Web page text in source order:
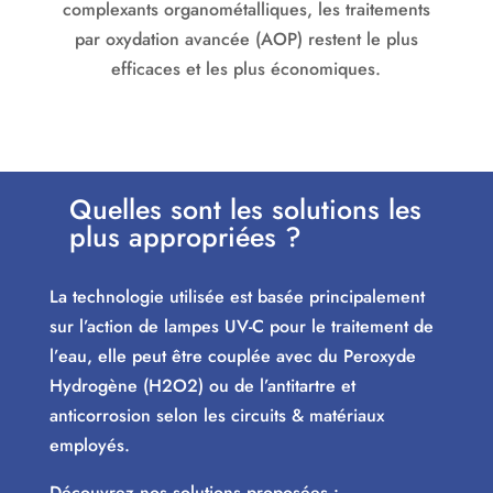
complexants organométalliques, les traitements
par oxydation avancée (AOP) restent le plus
efficaces et les plus économiques.
Quelles sont les solutions les
plus appropriées ?
La technologie utilisée est basée principalement
sur l’action de lampes UV-C pour le traitement de
l’eau, elle peut être couplée avec du Peroxyde
Hydrogène (H2O2) ou de l’antitartre et
anticorrosion selon les circuits & matériaux
employés.